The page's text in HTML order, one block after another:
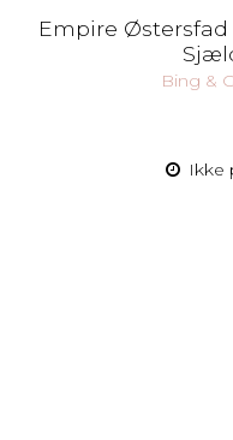
Empire Østersfad
Bing &
Ikke